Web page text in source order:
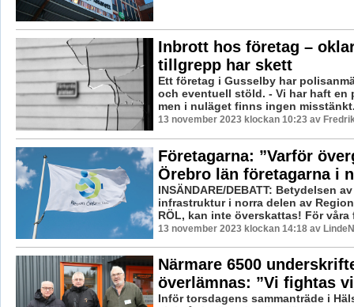
Inbrott hos företag –
tillgrepp har skett
Ett företag i Gusselby har
och eventuell stöld. - Vi har haft en
men i nuläget finns ingen
13 november 2023 klockan 10:23 av
Företagarna: ”Varför
Örebro län företagarna i
INSÄNDARE/DEBATT: Betydelsen
infrastruktur i norra delen av
RÖL, kan inte överskattas! För våra
13 november 2023 klockan 14:18 av
Närmare 6500
överlämnas: ”Vi fightas
Inför torsdagens sammanträde i